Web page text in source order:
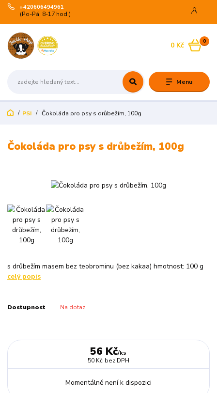
Menu
+420606494961
(Po-Pá, 8-17 hod.)
0
0 Kč
PSI Čokoláda pro psy s drůbežím, 100g
Čokoláda pro psy s drůbežím, 100g
s drůbežím masem bez teobrominu (bez kakaa) hmotnost: 100 g
celý popis
Dostupnost Na dotaz
56 Kč/ks
50 Kč bez DPH
Momentálně není k dispozici